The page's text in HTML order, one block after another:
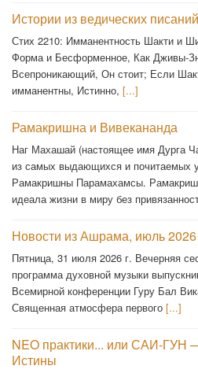
Истории из ведических писаний
Стих 2210: Имманентность Шакти и
Форма и Бесформенное, Как Дживы-
Всепроникающий, Он стоит; Если
имманентны, Истинно, [...]
Рамакришна и Вивекананда
Наг Махашай (настоящее имя Дурга
из самых выдающихся и почитаемых
Рамакришны Парамахамсы.
идеала жизни в миру без
Новости из Ашрама, июль 2026
Пятница, 31 июля 2026 г. Вечерняя
программа духовной музыки
Всемирной конференции Гуру Бал
Священная атмосфера первого [...]
NEO практики... или САИ-ГУН
Истины